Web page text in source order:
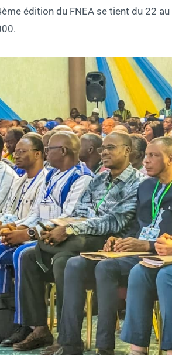
édition du FNEA se tient du 22